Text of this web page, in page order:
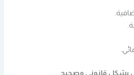
بشكل قانوني وصحيح